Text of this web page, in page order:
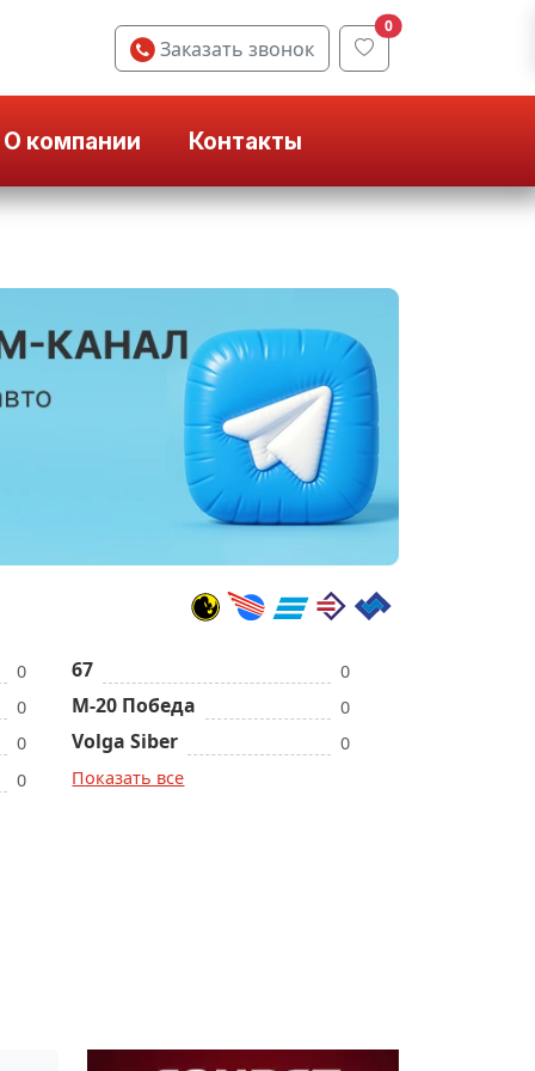
Заказать звонок
0
О компании Контакты
0
0
0
0
67 0
M-20 Победа 0
Volga Siber
0
Показать все